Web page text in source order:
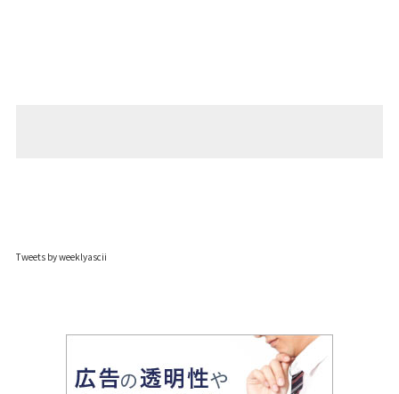
Tweets by weeklyascii